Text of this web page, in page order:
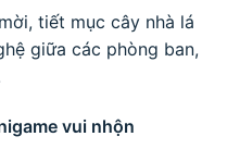
tiết mục cây nhà lá
giữa các phòng ban,
vui nhộn